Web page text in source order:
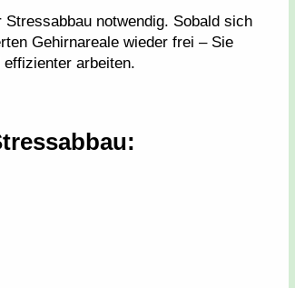
notwendig. Sobald sich
Gehirnareale wieder frei – Sie
arbeiten.